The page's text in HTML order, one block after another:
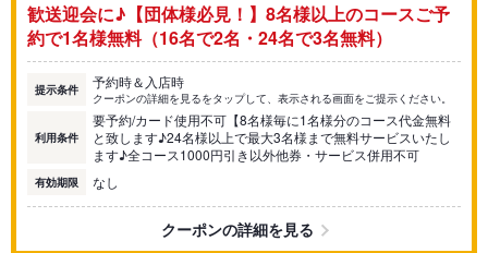
歓送迎会に♪【団体様必見！】8名様以上のコースご予
約で1名様無料（16名で2名・24名で3名無料）
提示条件 予約時＆入店時
クーポンの詳細を見るをタップして、表示される画面をご提示ください。
利用条件
要予約/カード使用不可【8名様毎に1名様分のコース代金無料
と致します♪24名様以上で最大3名様まで無料サービスいたし
ます♪全コース1000円引き以外他券・サービス併用不可
有効期限 なし
クーポンの詳細を見る